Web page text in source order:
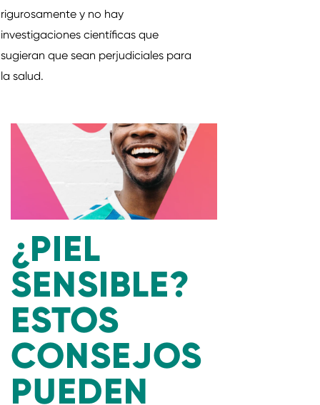
rigurosamente y no hay
investigaciones científicas que
sugieran que sean perjudiciales para
la salud.
¿PIEL
SENSIBLE?
ESTOS
CONSEJOS
PUEDEN